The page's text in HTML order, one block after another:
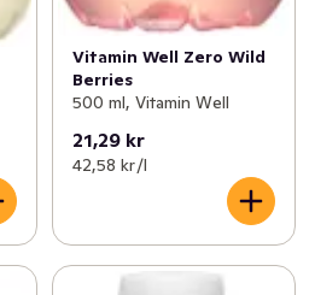
Vitamin Well Zero Wild
Berries
500 ml, Vitamin Well
21,29 kr
42,58 kr /l